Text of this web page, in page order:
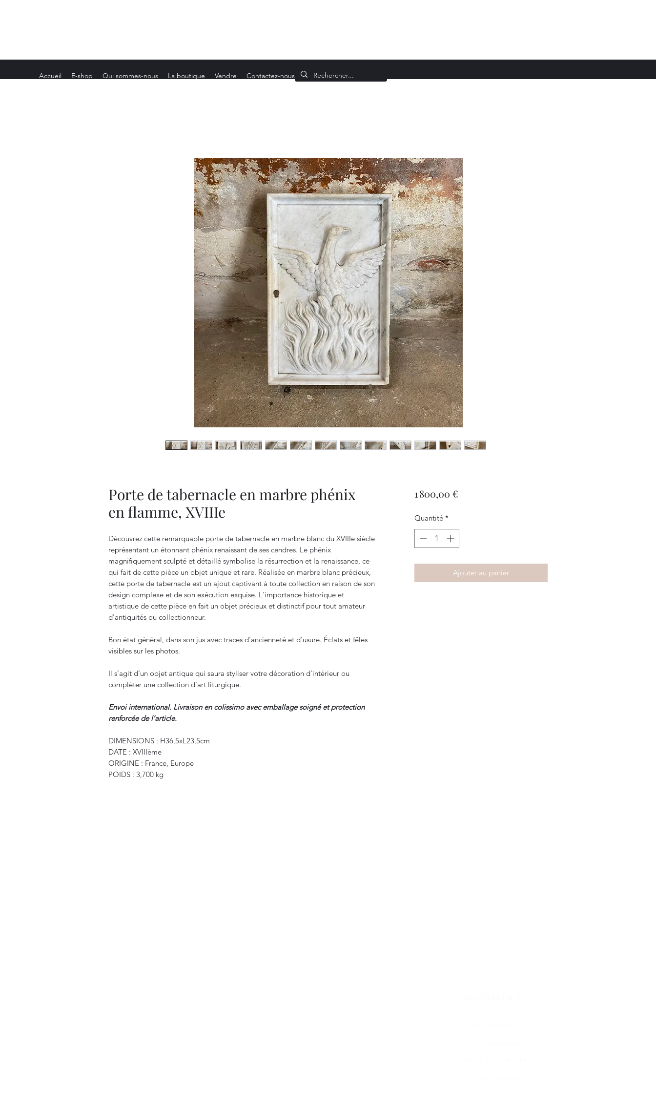
Accueil E-shop Qui sommes-nous La boutique Vendre Contactez-nous
Porte de tabernacle en marbre phénix
en flamme, XVIIIe
Découvrez cette remarquable porte de tabernacle en marbre blanc du XVIIIe siècle
représentant un étonnant phénix renaissant de ses cendres. Le phénix
magnifiquement sculpté et détaillé symbolise la résurrection et la renaissance, ce
qui fait de cette pièce un objet unique et rare. Réalisée en marbre blanc précieux,
cette porte de tabernacle est un ajout captivant à toute collection en raison de son
design complexe et de son exécution exquise. L'importance historique et
artistique de cette pièce en fait un objet précieux et distinctif pour tout amateur
d'antiquités ou collectionneur.
Bon état général, dans son jus avec traces d’ancienneté et d’usure. Éclats et fêles
visibles sur les photos.
Il s’agit d’un objet antique qui saura styliser votre décoration d’intérieur ou
compléter une collection d’art liturgique.
Envoi international. Livraison en colissimo avec emballage soigné et protection
renforcée de l’article.
DIMENSIONS : H36,5xL23,5cm
DATE : XVIIIème
ORIGINE : France, Europe
POIDS : 3,700 kg
1 800,00 €Prix
Quantité *
Ajouter au panier